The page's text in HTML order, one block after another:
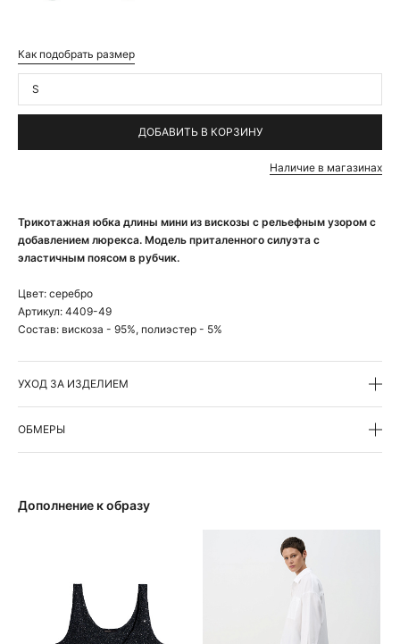
Трикотажная юбка длины мини из вискозы с рельефным узором с
добавлением люрекса. Модель приталенного силуэта с
эластичным поясом в рубчик.
Цвет: серебро
Артикул: 4409-49
Состав: вискоза - 95%, полиэстер - 5%
УХОД ЗА ИЗДЕЛИЕМ
ОБМЕРЫ
Как подобрать размер
S
ДОБАВИТЬ В КОРЗИНУ
Наличие в магазинах
Дополнение к образу